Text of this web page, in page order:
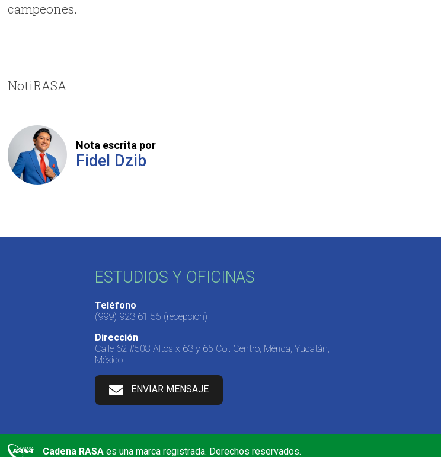
campeones.
NotiRASA
Nota escrita por
Fidel Dzib
ESTUDIOS Y OFICINAS
Teléfono
(999) 923 61 55 (recepción)
Dirección
Calle 62 #508 Altos x 63 y 65 Col. Centro, Mérida, Yucatán,
México.
ENVIAR MENSAJE
Cadena RASA es una marca registrada. Derechos reservados.